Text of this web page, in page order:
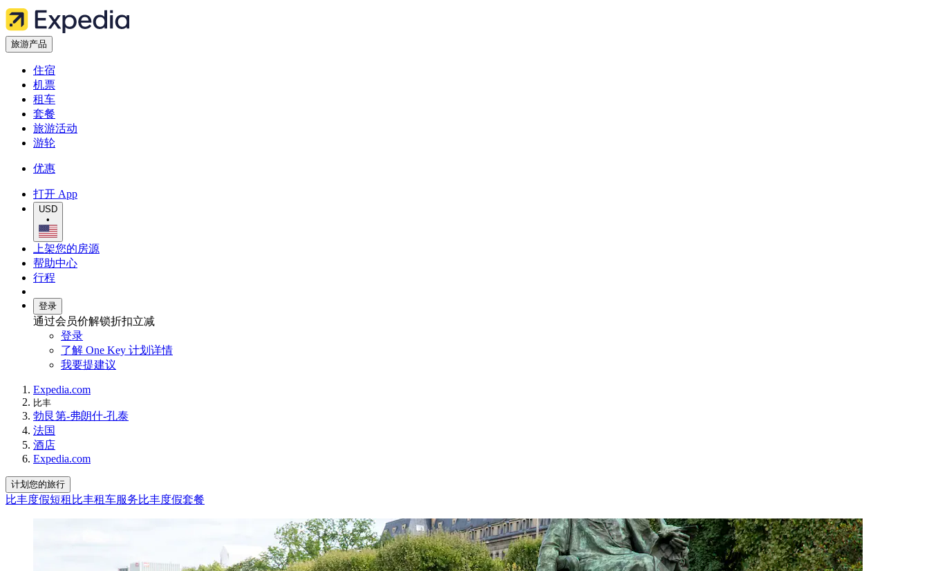
旅游产品
住宿
机票
租车
套餐
旅游活动
游轮
优惠
打开 App
USD
•
上架您的房源
帮助中心
行程
登录
通过会员价解锁折扣立减
登录
了解 One Key 计划详情
我要提建议
Expedia.com
比丰
勃艮第-弗朗什-孔泰
法国
酒店
Expedia.com
计划您的旅行
比丰度假短租 比丰租车服务比丰度假套餐